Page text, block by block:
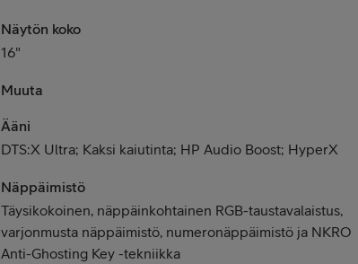
Näytön koko
16"
Muuta
Ääni
DTS:X Ultra; Kaksi kaiutinta; HP Audio Boost; HyperX
Näppäimistö
Täysikokoinen, näppäinkohtainen RGB-taustavalaistus,
varjonmusta näppäimistö, numeronäppäimistö ja NKRO
Anti-Ghosting Key -tekniikka